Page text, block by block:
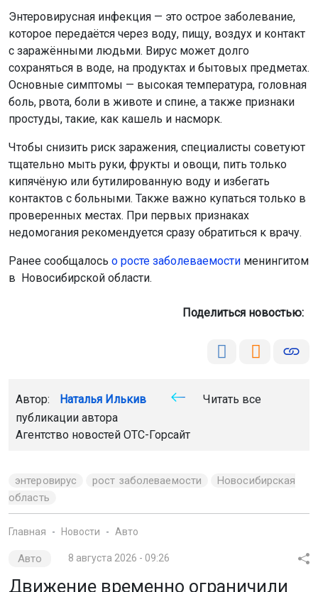
Энтеровирусная инфекция — это острое заболевание,
которое передаётся через воду, пищу, воздух и контакт
с заражёнными людьми. Вирус может долго
сохраняться в воде, на продуктах и бытовых предметах.
Основные симптомы — высокая температура, головная
боль, рвота, боли в животе и спине, а также признаки
простуды, такие, как кашель и насморк.
Чтобы снизить риск заражения, специалисты советуют
тщательно мыть руки, фрукты и овощи, пить только
кипячёную или бутилированную воду и избегать
контактов с больными. Также важно купаться только в
проверенных местах. При первых признаках
недомогания рекомендуется сразу обратиться к врачу.
Ранее сообщалось о росте заболеваемости менингитом
в Новосибирской области.
Поделиться новостью:
Автор: Наталья Илькив
Читать все
публикации автора
Агентство новостей ОТС-Горсайт
энтеровирус рост заболеваемости
Новосибирская
область
Главная Новости Авто
Авто 8 августа 2026 - 09:26
Движение временно ограничили